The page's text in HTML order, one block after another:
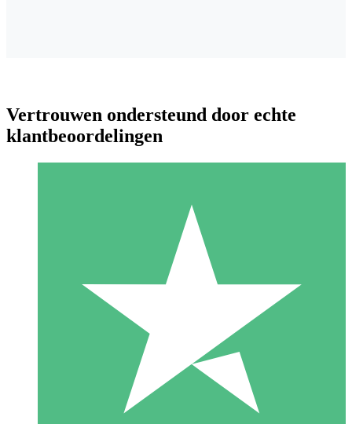
Individuele Creditpakketten
Betaal per gebruik met downloadtegoeden. Geen maandelijkse
1000
Vertrouwen ondersteund door echte
klantbeoordelingen